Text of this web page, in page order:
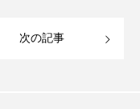
次の記事